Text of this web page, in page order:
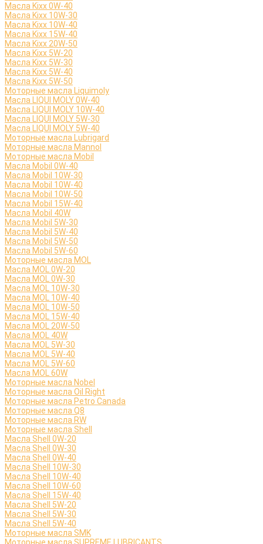
Масла Kixx 0W-40
Масла Kixx 10W-30
Масла Kixx 10W-40
Масла Kixx 15W-40
Масла Kixx 20W-50
Масла Kixx 5W-20
Масла Kixx 5W-30
Масла Kixx 5W-40
Масла Kixx 5W-50
Моторные масла Liquimoly
Масла LIQUI MOLY 0W-40
Масла LIQUI MOLY 10W-40
Масла LIQUI MOLY 5W-30
Масла LIQUI MOLY 5W-40
Моторные масла Lubrigard
Моторные масла Mannol
Моторные масла Mobil
Масла Mobil 0W-40
Масла Mobil 10W-30
Масла Mobil 10W-40
Масла Mobil 10W-50
Масла Mobil 15W-40
Масла Mobil 40W
Масла Mobil 5W-30
Масла Mobil 5W-40
Масла Mobil 5W-50
Масла Mobil 5W-60
Моторные масла MOL
Масла MOL 0W-20
Масла MOL 0W-30
Масла MOL 10W-30
Масла MOL 10W-40
Масла MOL 10W-50
Масла MOL 15W-40
Масла MOL 20W-50
Масла MOL 40W
Масла MOL 5W-30
Масла MOL 5W-40
Масла MOL 5W-60
Масла MOL 60W
Моторные масла Nobel
Моторные масла Oil Right
Моторные масла Petro Canada
Моторные масла Q8
Моторные масла RW
Моторные масла Shell
Масла Shell 0W-20
Масла Shell 0W-30
Масла Shell 0W-40
Масла Shell 10W-30
Масла Shell 10W-40
Масла Shell 10W-60
Масла Shell 15W-40
Масла Shell 5W-20
Масла Shell 5W-30
Масла Shell 5W-40
Моторные масла SMK